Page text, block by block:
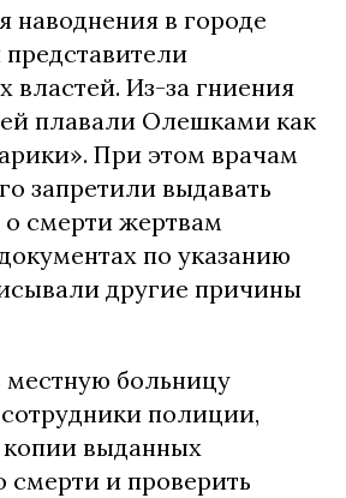
наводнения в городе
представители
властей. Из-за гниения
плавали Олешками как
При этом врачам
запретили выдавать
о смерти жертвам
по указанию
другие причины
больницу
полиции,
копии выданных
смерти и проверить